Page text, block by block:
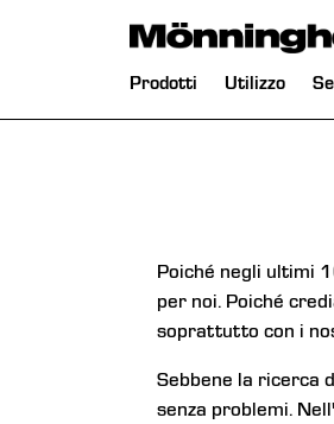
Salta
Prodotti Utilizzo
Poiché negli ultimi
per noi. Poiché
soprattutto con i
Sebbene la ricerca
senza problemi.